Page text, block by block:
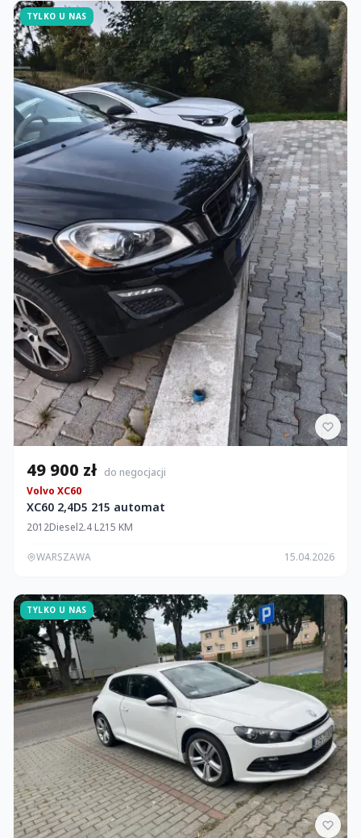
TYLKO U NAS
49 900 zł do negocjacji
Volvo XC60
XC60 2,4D5 215 automat
2012Diesel2.4 L215 KM
WARSZAWA 15.04.2026
TYLKO U NAS